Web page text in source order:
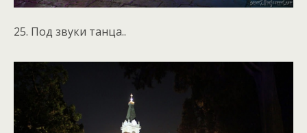
25. Под звуки танца..